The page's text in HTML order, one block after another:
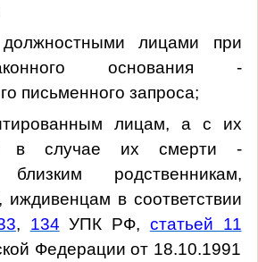
лицами при
основания -
письменного запроса;
лицам, а с их
в случае их смерти -
близким родственникам,
иждивенцам в соответствии
, 134 УПК РФ, статьей 11
Федерации от 18.10.1991